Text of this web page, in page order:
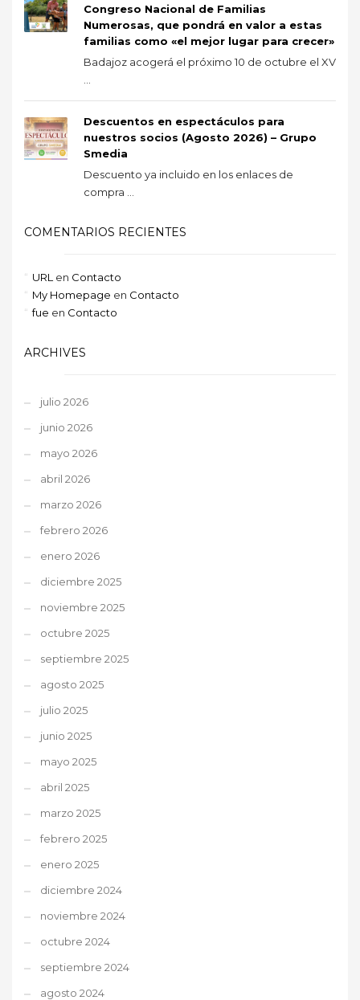
Congreso Nacional de Familias
Numerosas, que pondrá en valor a estas
familias como «el mejor lugar para crecer»
Badajoz acogerá el próximo 10 de octubre el XV
Descuentos en espectáculos para
nuestros socios (Agosto 2026) – Grupo
Smedia
Descuento ya incluido en los enlaces de
compra ...
COMENTARIOS RECIENTES
URL en Contacto
My Homepage en Contacto
fue en Contacto
ARCHIVES
julio 2026
junio 2026
mayo 2026
abril 2026
marzo 2026
febrero 2026
enero 2026
diciembre 2025
noviembre 2025
octubre 2025
septiembre 2025
agosto 2025
julio 2025
junio 2025
mayo 2025
abril 2025
marzo 2025
febrero 2025
enero 2025
diciembre 2024
noviembre 2024
octubre 2024
septiembre 2024
agosto 2024